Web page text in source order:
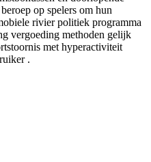
op spelers om hun
rivier politiek programma
vergoeding methoden gelijk
met hyperactiviteit
.